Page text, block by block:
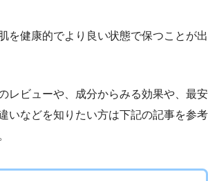
を健康的でより良い状態で保つことが出
レビューや、成分からみる効果や、最安
いなどを知りたい方は下記の記事を参考